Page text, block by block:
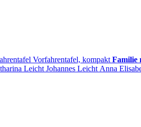
Vorfahrentafel, kompakt Familie
Leicht Johannes Leicht Anna